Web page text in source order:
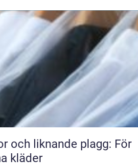
och liknande plagg: För
kläder